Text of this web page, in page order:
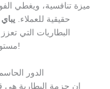
ميزة تنافسية، ويغطي
حقيقية للعملاء.
البطاريات التي
في للبدء!
الدور
إن حزمة البطارية هي